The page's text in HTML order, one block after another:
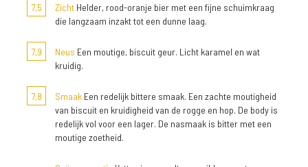
7,5
Zicht Helder, rood-oranje bier met een fijne schuimkraag
die langzaam inzakt tot een dunne laag.
7,9 Neus Een moutige, biscuit geur. Licht karamel en wat
kruidig.
7,8 Smaak Een redelijk bittere smaak. Een zachte moutigheid
van biscuit en kruidigheid van de rogge en hop. De body is
redelijk vol voor een lager. De nasmaak is bitter met een
moutige zoetheid.